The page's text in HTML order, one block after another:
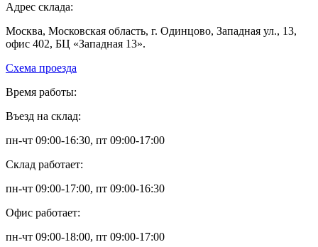
Адрес склада:
Москва, Московская область, г. Одинцово, Западная ул., 13,
офис 402, БЦ «Западная 13».
Схема проезда
Время работы:
Въезд на склад:
пн-чт 09:00-16:30, пт 09:00-17:00
Склад работает:
пн-чт 09:00-17:00, пт 09:00-16:30
Офис работает:
пн-чт 09:00-18:00, пт 09:00-17:00